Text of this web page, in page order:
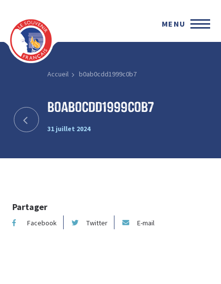
MENU
Accueil b0ab0cdd1999c0b7
b0ab0cdd1999c0b7
31 juillet 2024
Partager
Facebook Twitter E-mail